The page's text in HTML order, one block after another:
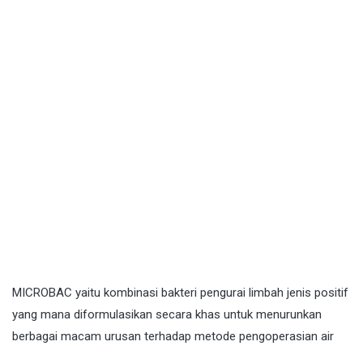
MICROBAC yaitu kombinasi bakteri pengurai limbah jenis positif
yang mana diformulasikan secara khas untuk menurunkan
berbagai macam urusan terhadap metode pengoperasian air